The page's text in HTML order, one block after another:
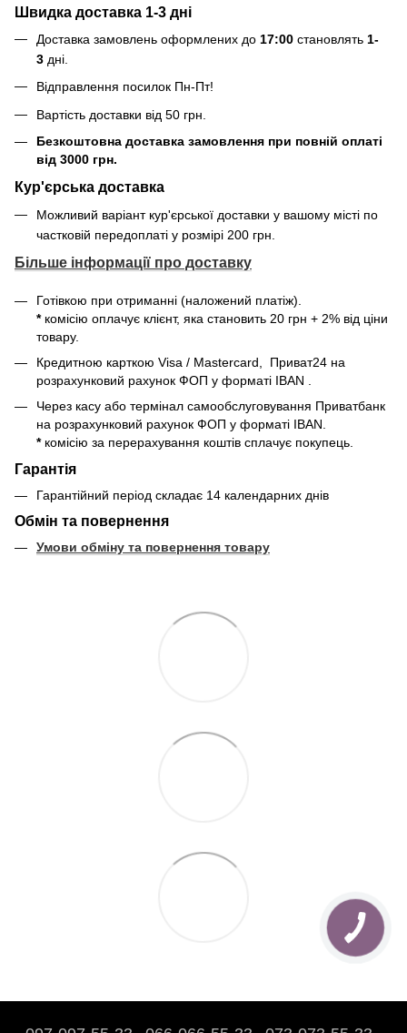
Швидка доставка 1-3 дні
Доставка замовлень оформлених до 17:00 становлять 1-
3 дні.
Відправлення посилок Пн-Пт!
Вартість доставки від 50 грн.
Безкоштовна доставка замовлення при повній оплаті
від 3000 грн.
Кур'єрська доставка
Можливий варіант кур'єрської доставки у вашому місті по
частковій передоплаті у розмірі 200 грн.
Більше інформації про доставку
Готівкою при отриманні (наложений платіж).
* комісію оплачує клієнт, яка становить 20 грн + 2% від ціни
товару.
Кредитною карткою Visa / Mastercard, Приват24 на
розрахунковий рахунок ФОП у форматі IBAN
Через касу або термінал самообслуговування Приватбанк
на розрахунковий рахунок ФОП у форматі IBAN.
* комісію за перерахування коштів сплачує покупець.
Гарантія
Гарантійний період складає 14 календарних днів
Обмін та повернення
Умови обміну та повернення товару